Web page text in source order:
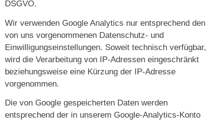
DSGVO.
Wir verwenden Google Analytics nur entsprechend den
von uns vorgenommenen Datenschutz- und
Einwilligungseinstellungen. Soweit technisch verfügbar,
wird die Verarbeitung von IP-Adressen eingeschränkt
beziehungsweise eine Kürzung der IP-Adresse
vorgenommen.
Die von Google gespeicherten Daten werden
entsprechend der in unserem Google-Analytics-Konto